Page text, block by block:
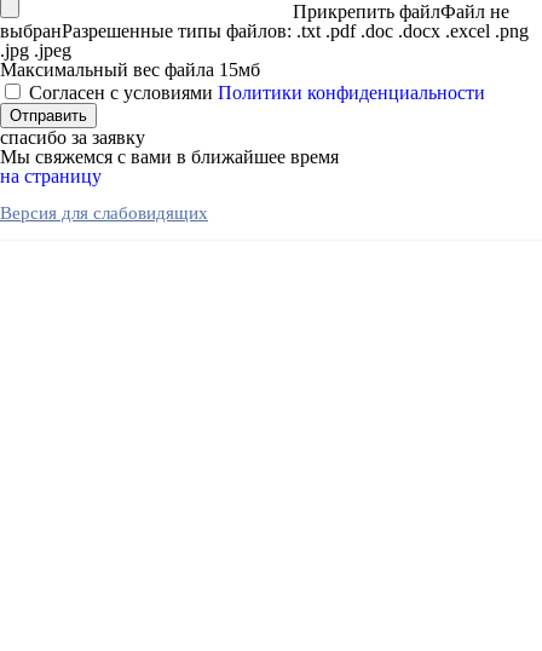
Прикрепить файлФайл не
выбранРазрешенные типы файлов: .txt .pdf .doc .docx .excel .png
.jpg .jpeg
Максимальный вес файла 15мб
Согласен с условиями Политики конфиденциальности
спасибо за заявку
Мы свяжемся с вами в ближайшее время
на страницу
Версия для слабовидящих